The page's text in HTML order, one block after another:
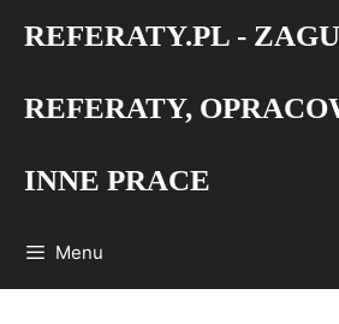
REFERATY.PL -
REFERATY,
INNE PRACE
Menu